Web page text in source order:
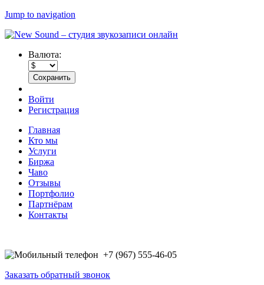
Jump to navigation
Валюта:
Войти
Регистрация
Главная
Кто мы
Услуги
Биржа
Чаво
Отзывы
Портфолио
Партнёрам
Контакты
+7 (967) 555-46-05
Заказать обратный звонок